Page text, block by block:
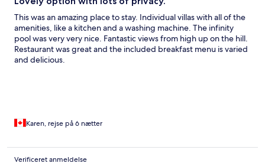
This was an amazing place to stay. Individual villas with all of the
amenities, like a kitchen and a washing machine. The infinity
pool was very very nice. Fantastic views from high up on the hill.
Restaurant was great and the included breakfast menu is varied
and delicious.
Karen, rejse på 6 nætter
Verificeret anmeldelse